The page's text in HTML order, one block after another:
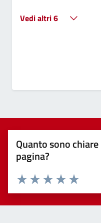
Vedi altri 6
Quanto sono
pagina?
Valuta 5
Valuta 4
Valuta 3 stelle
Valuta 2 stelle su 5
Valuta 1 stelle su 5